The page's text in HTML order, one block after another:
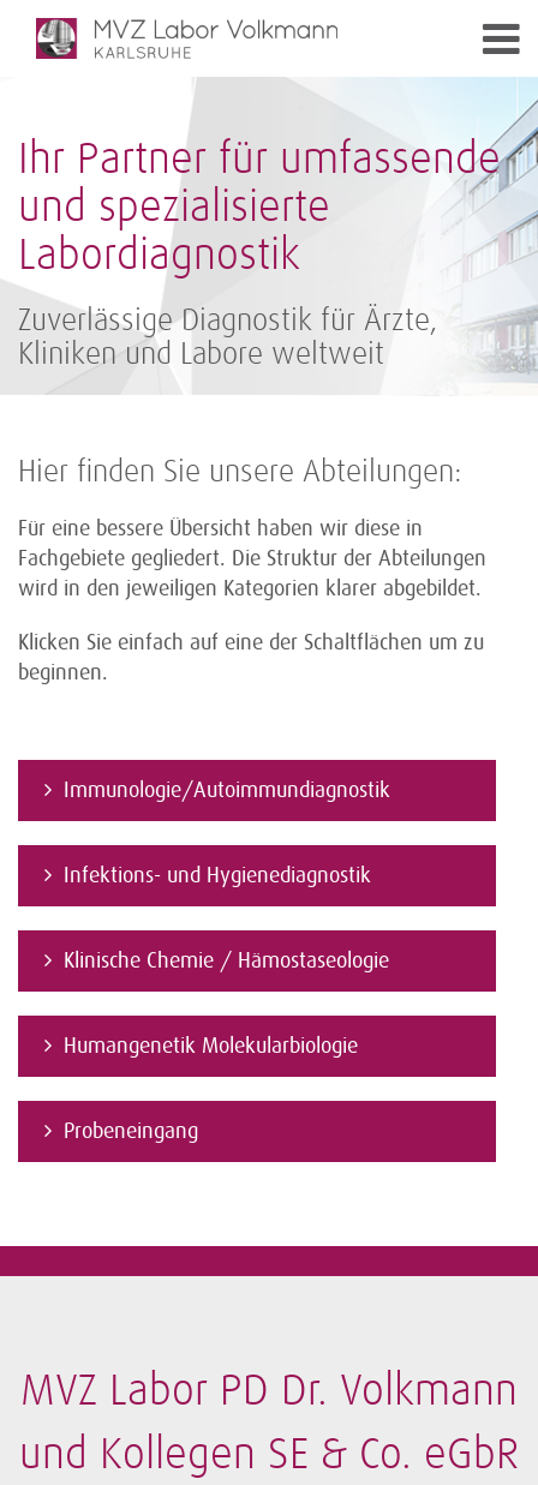
Ihr Partner für umfassende
und spezialisierte
Labordiagnostik
Zuverlässige Diagnostik für Ärzte,
Kliniken und Labore weltweit
Hier finden Sie unsere Abteilungen:
Für eine bessere Übersicht haben wir diese in
Fachgebiete gegliedert. Die Struktur der Abteilungen
wird in den jeweiligen Kategorien klarer abgebildet.
Klicken Sie einfach auf eine der Schaltflächen um zu
beginnen.
Immunologie/Autoimmundiagnostik
Infektions- und Hygienediagnostik
Klinische Chemie / Hämostaseologie
Humangenetik Molekularbiologie
Probeneingang
MVZ Labor PD Dr. Volkmann
und Kollegen SE & Co. eGbR